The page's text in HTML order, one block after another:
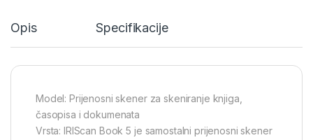
Opis Specifikacije
Model: Prijenosni skener za skeniranje knjiga,
časopisa i dokumenata
Vrsta: IRIScan Book 5 je samostalni prijenosni skener